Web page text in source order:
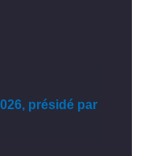
présidé par